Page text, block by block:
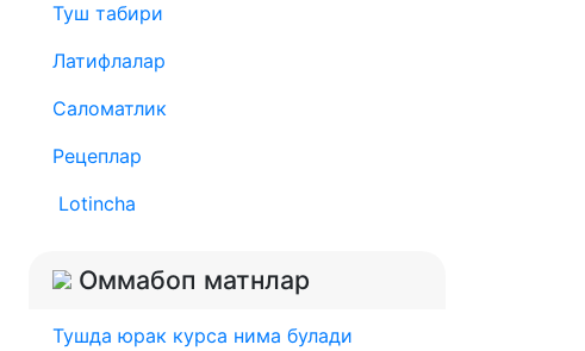
Туш табири
Латифлалар
Саломатлик
Рецеплар
Lotincha
Оммабоп матнлар
Тушда юрак курса нима булади